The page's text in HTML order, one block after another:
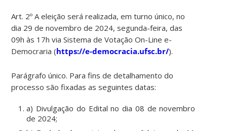
Art. 2º A eleição será realizada, em turno único, no
dia 29 de novembro de 2024, segunda-feira, das
09h às 17h via Sistema de Votação On-Line e-
Democraria (https://e-democracia.ufsc.br/).
Parágrafo único. Para fins de detalhamento do
processo são fixadas as seguintes datas:
a) Divulgação do Edital no dia 08 de novembro
de 2024;